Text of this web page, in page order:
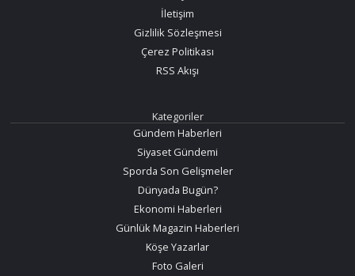
İletişim
Gizlilik Sözleşmesi
Çerez Politikası
RSS Akışı
Kategoriler
Gündem Haberleri
Siyaset Gündemi
Sporda Son Gelişmeler
Dünyada Bugün?
Ekonomi Haberleri
Günlük Magazin Haberleri
Köşe Yazarlar
Foto Galeri